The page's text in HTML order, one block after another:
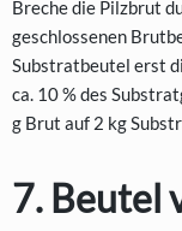
Breche die Pilzbrut
geschlossenen
Substratbeutel erst
ca. 10 % des
g Brut auf 2 kg
7. Beutel